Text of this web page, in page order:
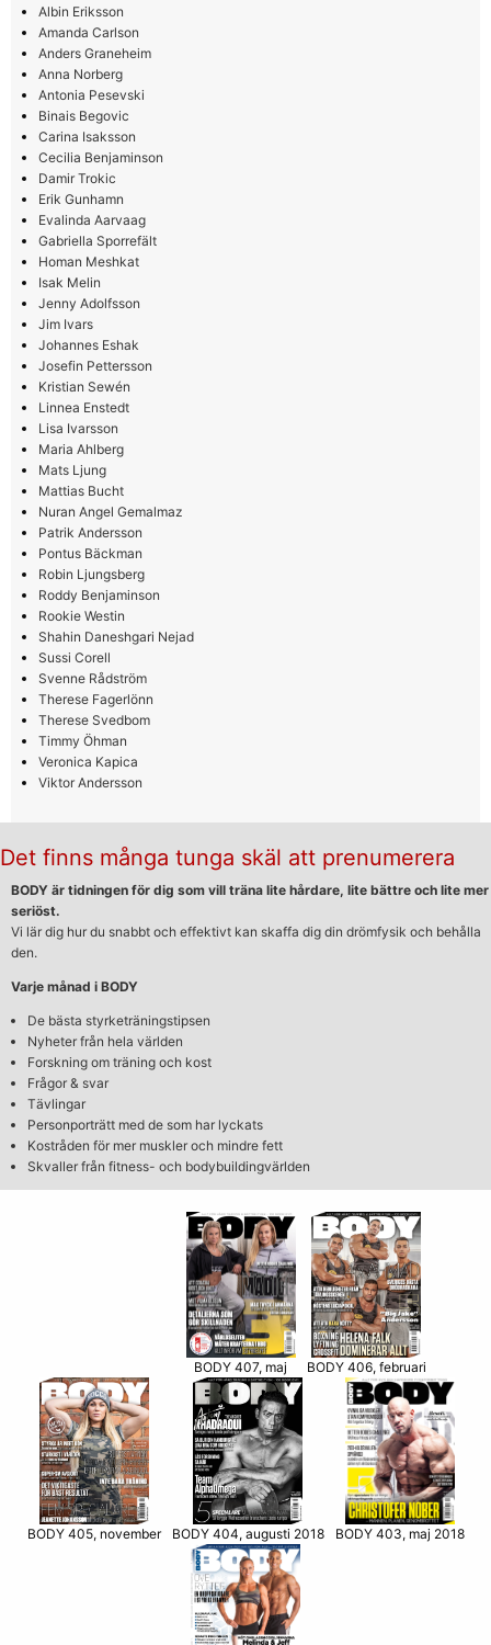
Albin Eriksson
Amanda Carlson
Anders Graneheim
Anna Norberg
Antonia Pesevski
Binais Begovic
Carina Isaksson
Cecilia Benjaminson
Damir Trokic
Erik Gunhamn
Evalinda Aarvaag
Gabriella Sporrefält
Homan Meshkat
Isak Melin
Jenny Adolfsson
Jim Ivars
Johannes Eshak
Josefin Pettersson
Kristian Sewén
Linnea Enstedt
Lisa Ivarsson
Maria Ahlberg
Mats Ljung
Mattias Bucht
Nuran Angel Gemalmaz
Patrik Andersson
Pontus Bäckman
Robin Ljungsberg
Roddy Benjaminson
Rookie Westin
Shahin Daneshgari Nejad
Sussi Corell
Svenne Rådström
Therese Fagerlönn
Therese Svedbom
Timmy Öhman
Veronica Kapica
Viktor Andersson
Det finns många tunga skäl att prenumerera
BODY är tidningen för dig som vill träna lite hårdare, lite bättre och lite mer
seriöst.
Vi lär dig hur du snabbt och effektivt kan skaffa dig din drömfysik och behålla
den.
Varje månad i BODY
De bästa styrketräningstipsen
Nyheter från hela världen
Forskning om träning och kost
Frågor & svar
Tävlingar
Personporträtt med de som har lyckats
Kostråden för mer muskler och mindre fett
Skvaller från fitness- och bodybuildingvärlden
BODY 407, maj BODY 406, februari
BODY 405, november BODY 404, augusti 2018 BODY 403, maj 2018